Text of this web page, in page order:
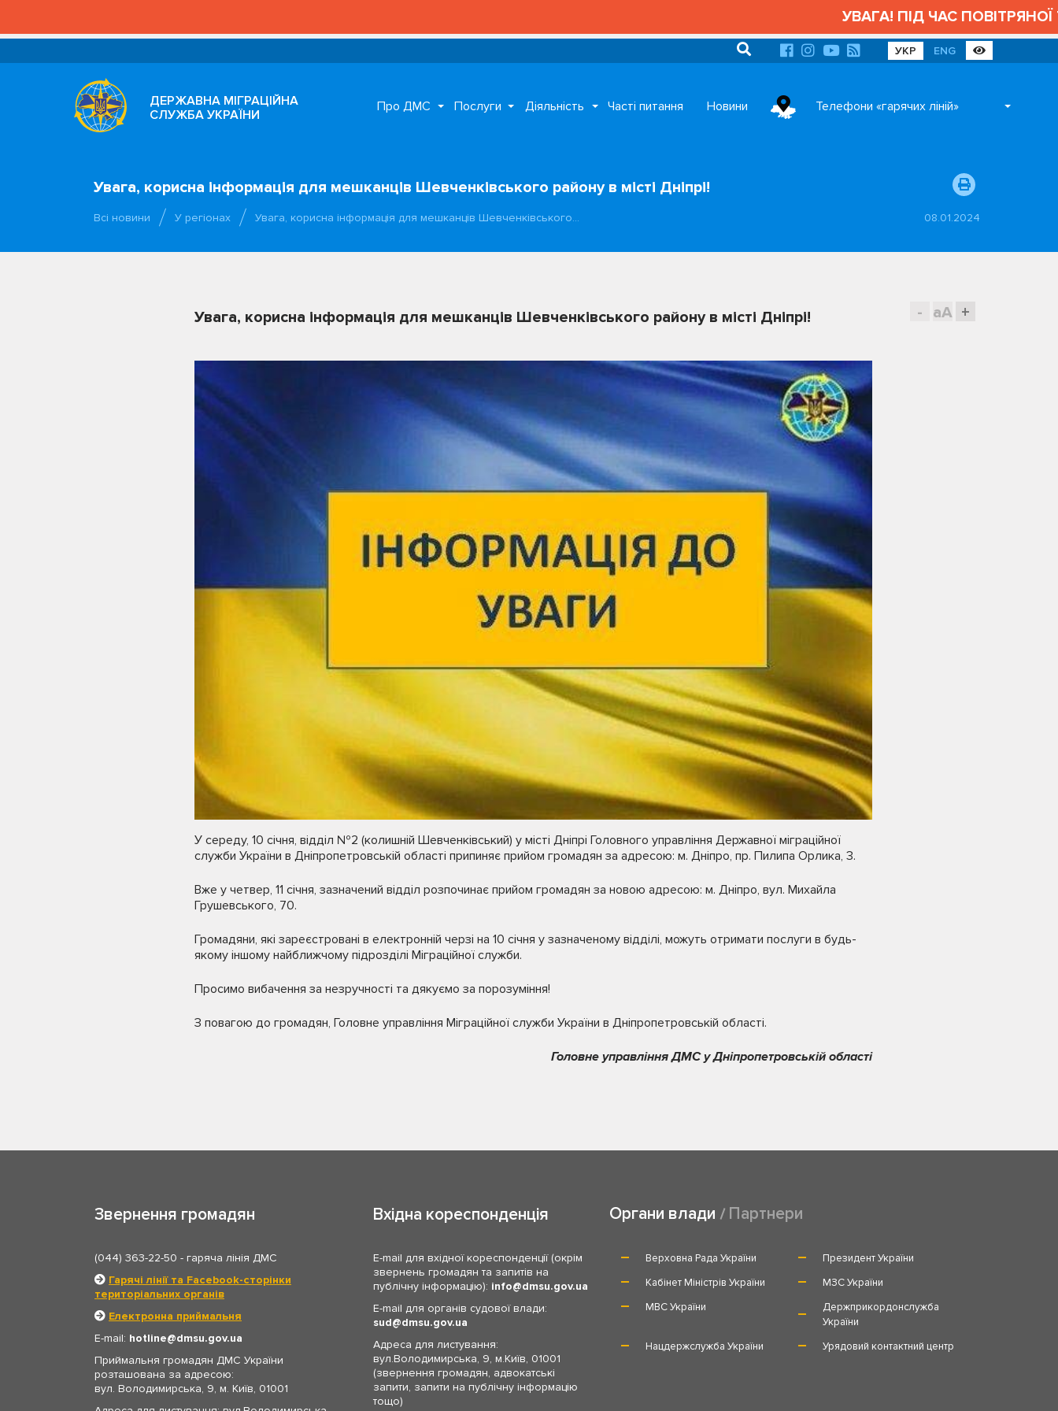
УВАГА! ПІД ЧАС ПОВІТРЯНОЇ
УКР ENG
ДЕРЖАВНА МІГРАЦІЙНА
СЛУЖБА УКРАЇНИ
Про ДМС Послуги Діяльність Часті питання Новини Телефони «гарячих ліній»
Увага, корисна інформація для мешканців Шевченківського району в місті Дніпрі!
Всі новини У регіонах Увага, корисна інформація для мешканців Шевченківського… 08.01.2024
- aA +
Увага, корисна інформація для мешканців Шевченківського району в місті Дніпрі!
У середу, 10 січня, відділ №2 (колишній Шевченківський) у місті Дніпрі Головного управління Державної міграційної
служби України в Дніпропетровській області припиняє прийом громадян за адресою: м. Дніпро, пр. Пилипа Орлика, 3.
Вже у четвер, 11 січня, зазначений відділ розпочинає прийом громадян за новою адресою: м. Дніпро, вул. Михайла
Грушевського, 70.
Громадяни, які зареєстровані в електронній черзі на 10 січня у зазначеному відділі, можуть отримати послуги в будь-
якому іншому найближчому підрозділі Міграційної служби.
Просимо вибачення за незручності та дякуємо за порозуміння!
З повагою до громадян, Головне управління Міграційної служби України в Дніпропетровській області.
Головне управління ДМС у Дніпропетровській області
Звернення громадян
(044) 363-22-50 - гаряча лінія ДМС
Гарячі лінії та Facebook-сторінки
територіальних органів
Електронна приймальня
E-mail: hotline
dmsu.gov.ua
Приймальня громадян ДМС України
розташована за адресою:
вул. Володимирська, 9, м. Київ, 01001
Вхідна кореспонденція
E-mail для вхідної кореспонденції (окрім
звернень громадян та запитів на
публічну інформацію): info
dmsu.gov.ua
E-mail для органів судової влади:
sud
dmsu.gov.ua
Адреса для листування:
вул.Володимирська, 9, м.Київ, 01001
(звернення громадян, адвокатські
запити, запити на публічну інформацію
тощо)
Органи влади Партнери
Верховна Рада України
Президент України
Кабінет Міністрів України
МЗС України
МВС України
Держприкордонслужба
України
Нацдержслужба України
Урядовий контактний центр